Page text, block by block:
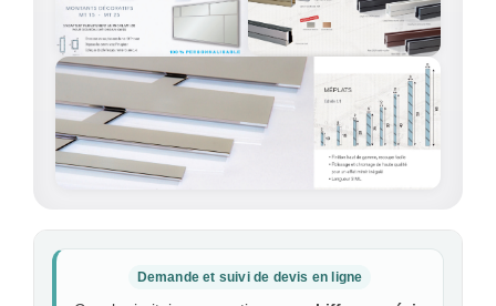
Demande et suivi de devis en ligne